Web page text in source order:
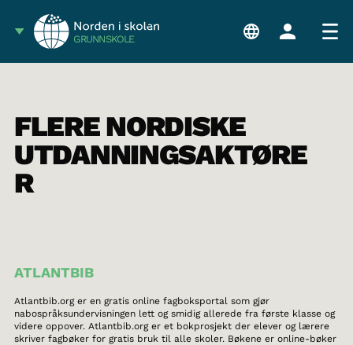
GRUNNSKOLE
FLERE NORDISKE
UTDANNINGSAKTØRE
R
ATLANTBIB
Atlantbib.org er en gratis online fagboksportal som gjør
nabospråksundervisningen lett og smidig allerede fra første klasse og
videre oppover. Atlantbib.org er et bokprosjekt der elever og lærere
skriver fagbøker for gratis bruk til alle skoler. Bøkene er online-bøker